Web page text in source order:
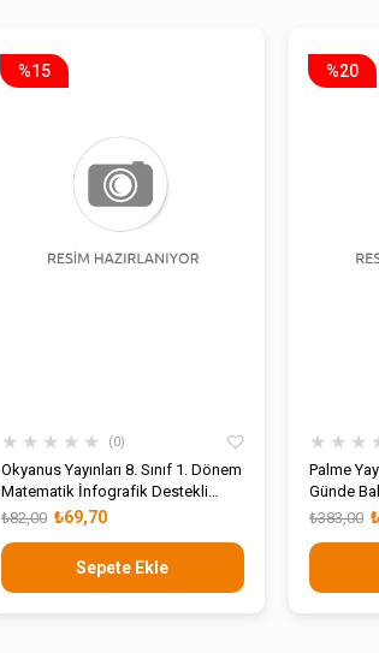
★ ★ ★ ★ ★ 0
Okyanus Yayınları 8. Sınıf 1. Dönem
Matematik İnfografik Destekli
Update Soru Bankası
₺69,70
₺82,00
Sepete Ekle
%15
★ ★ ★
Palme
Günde
₺383,00
%20